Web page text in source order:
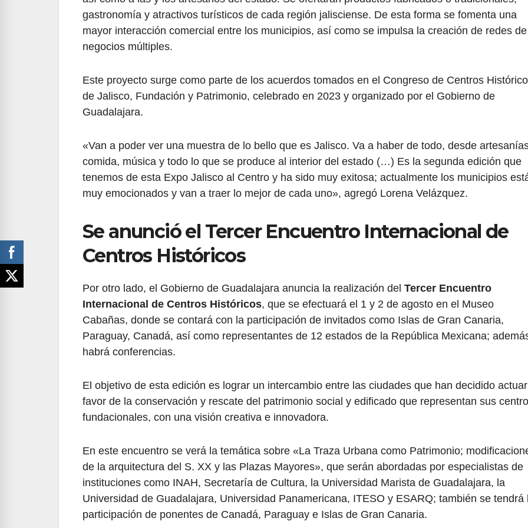
gastronomía y atractivos turísticos de cada región jalisciense. De esta forma se fomenta una
mayor interacción comercial entre los municipios, así como se impulsa la creación de redes de
negocios múltiples.
Este proyecto surge como parte de los acuerdos tomados en el Congreso de Centros
de Jalisco, Fundación y Patrimonio, celebrado en 2023 y organizado por el Gobierno de
Guadalajara.
«Van a poder ver una muestra de lo bello que es Jalisco. Va a haber de todo, desde
comida, música y todo lo que se produce al interior del estado (…) Es la segunda edición que
tenemos de esta Expo Jalisco al Centro y ha sido muy exitosa; actualmente los municipios
muy emocionados y van a traer lo mejor de cada uno», agregó Lorena Velázquez.
Se anunció el Tercer Encuentro Internacional de
Centros Históricos
Por otro lado, el Gobierno de Guadalajara anuncia la realización del Tercer Encuentro
Internacional de Centros Históricos, que se efectuará el 1 y 2 de agosto en el Museo
Cabañas, donde se contará con la participación de invitados como Islas de Gran Canaria,
Paraguay, Canadá, así como representantes de 12 estados de la República Mexicana;
habrá conferencias.
El objetivo de esta edición es lograr un intercambio entre las ciudades que han decidido
favor de la conservación y rescate del patrimonio social y edificado que representan sus
fundacionales, con una visión creativa e innovadora.
En este encuentro se verá la temática sobre «La Traza Urbana como Patrimonio;
de la arquitectura del S. XX y las Plazas Mayores», que serán abordadas por especialistas de
instituciones como INAH, Secretaría de Cultura, la Universidad Marista de Guadalajara, la
Universidad de Guadalajara, Universidad Panamericana, ITESO y ESARQ; también se tendrá
participación de ponentes de Canadá, Paraguay e Islas de Gran Canaria.